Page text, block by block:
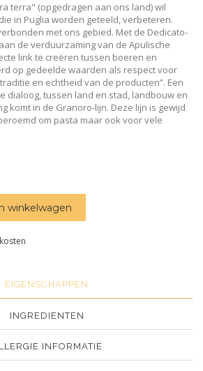
terra" (opgedragen aan ons land) wil
in Puglia worden geteeld, verbeteren.
met ons gebied. Met de Dedicato-
de verduurzaming van de Apulische
link te creëren tussen boeren en
op gedeelde waarden als respect voor
en echtheid van de producten”. Een
dialoog, tussen land en stad, landbouw en
komt in de Granoro-lijn. Deze lijn is gewijd
om pasta maar ook voor vele
winkelwagen
EIGENSCHAPPEN
INGREDIENTEN
INFORMATIE